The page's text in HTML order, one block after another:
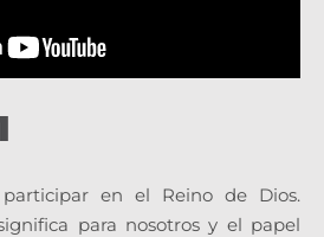
en el Reino de Dios.
para nosotros y el papel